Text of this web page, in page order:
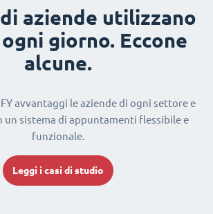
aziende utilizzano
giorno. Eccone
alcune.
avvantaggi le aziende di ogni settore e
un sistema di appuntamenti flessibile e
funzionale.
Leggi i casi di studio